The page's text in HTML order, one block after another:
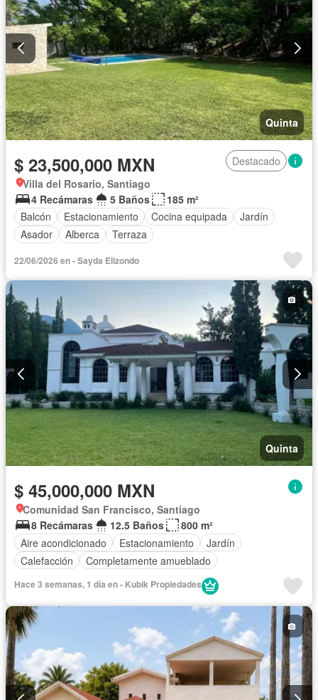
Quinta
$ 23,500,000 MXN
Destacado
Villa del Rosario, Santiago
4 Recámaras
5 Baños
185 m²
Balcón
Estacionamiento Cocina equipada
Jardín
Asador
Alberca Terraza
22/06/2026 en - Sayda Elizondo
Quinta
$ 45,000,000 MXN
Comunidad San Francisco, Santiago
8 Recámaras
12.5 Baños
800 m²
Aire acondicionado
Estacionamiento
Jardín
Calefacción
Completamente amueblado
Hace 3 semanas, 1 día en - Kubik Propiedades